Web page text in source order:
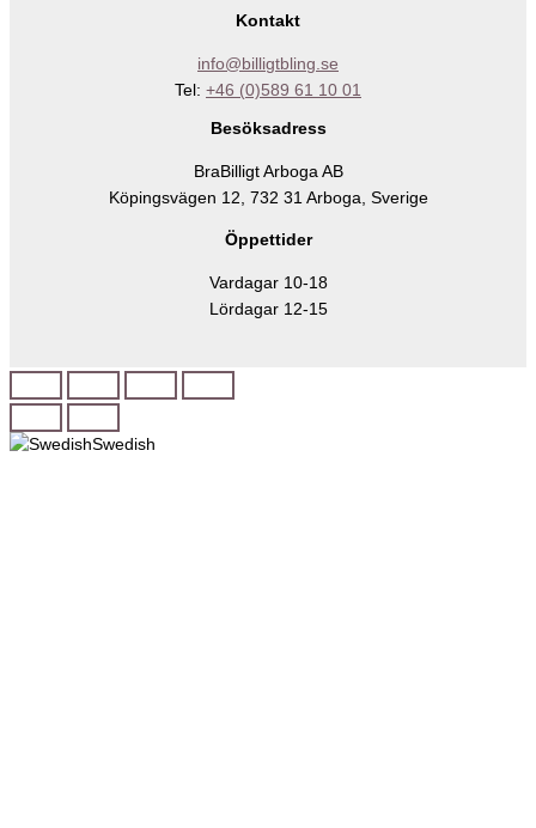
Kontakt
info@billigtbling.se
Tel: +46 (0)589 61 10 01
Besöksadress
BraBilligt Arboga AB
Köpingsvägen 12, 732 31 Arboga, Sverige
Öppettider
Vardagar 10-18
Lördagar 12-15
Swedish